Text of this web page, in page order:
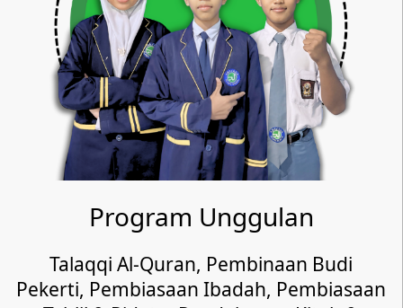
Program Unggulan
Talaqqi Al-Quran, Pembinaan Budi
Pekerti, Pembiasaan Ibadah, Pembiasaan